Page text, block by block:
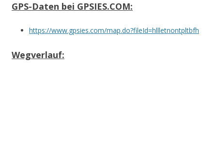
GPS-Daten bei GPSIES.COM:
https://www.gpsies.com/map.do?fileId=hllletnontpltbfh
Wegverlauf: